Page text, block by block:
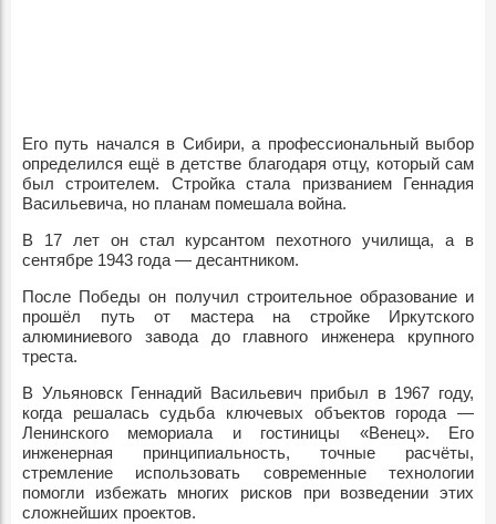
Его путь начался в Сибири, а профессиональный выбор
определился ещё в детстве благодаря отцу, который сам
был строителем. Стройка стала призванием Геннадия
Васильевича, но планам помешала война.
В 17 лет он стал курсантом пехотного училища, а в
сентябре 1943 года — десантником.
После Победы он получил строительное образование и
прошёл путь от мастера на стройке Иркутского
алюминиевого завода до главного инженера крупного
треста.
В Ульяновск Геннадий Васильевич прибыл в 1967 году,
когда решалась судьба ключевых объектов города —
Ленинского мемориала и гостиницы «Венец». Его
инженерная принципиальность, точные расчёты,
стремление использовать современные технологии
помогли избежать многих рисков при возведении этих
сложнейших проектов.